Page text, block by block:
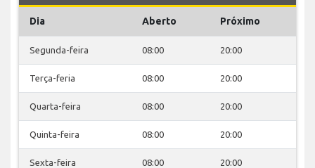
Dia Aberto Próximo
Segunda-feira 08:00 20:00
Terça-feria 08:00 20:00
Quarta-feira 08:00 20:00
Quinta-feira 08:00 20:00
Sexta-feira 08:00 20:00